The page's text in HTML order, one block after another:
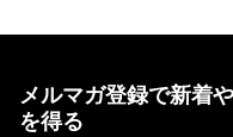
メルマガ登録で新着
を得る